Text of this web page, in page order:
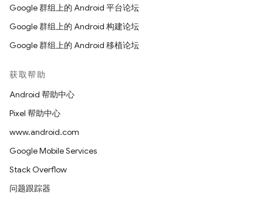
Google 群组上的 Android 平台论坛
Google 群组上的 Android 构建论坛
Google 群组上的 Android 移植论坛
获取帮助
Android 帮助中心
Pixel 帮助中心
www.android.com
Google Mobile Services
Stack Overflow
问题跟踪器